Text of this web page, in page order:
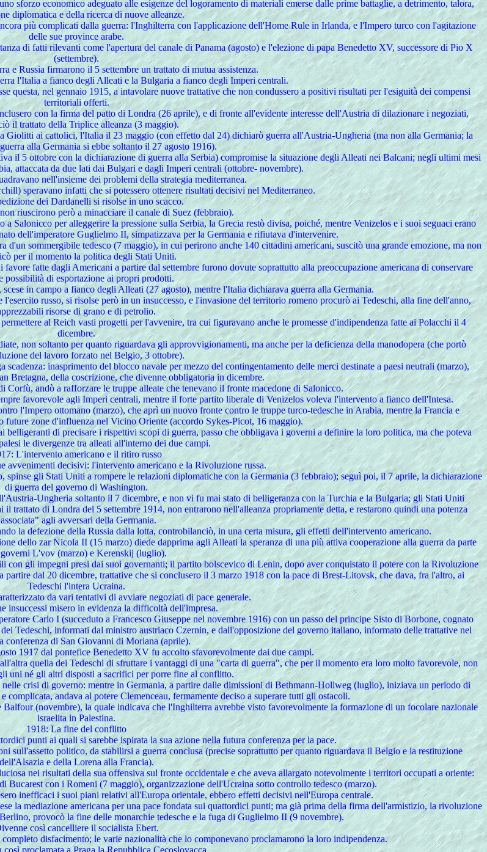
sforzo economico adeguato alle esigenze del logoramento di materiali emerse dalle prime battaglie, a detrimento, talora,
diplomatica e della ricerca di nuove alleanze.
più complicati dalla guerra: l'Inghilterra con l'applicazione dell'Home Rule in Irlanda, e l'Impero turco con l'agitazione
delle sue province arabe.
di fatti rilevanti come l'apertura del canale di Panama (agosto) e l'elezione di papa Benedetto XV, successore di Pio X
(settembre).
e Russia firmarono il 5 settembre un trattato di mutua assistenza.
l'Italia a fianco degli Alleati e la Bulgaria a fianco degli Imperi centrali.
nel gennaio 1915, a intavolare nuove trattative che non condussero a positivi risultati per l'esiguità dei compensi
territoriali offerti.
con la firma del patto di Londra (26 aprile), e di fronte all'evidente interesse dell'Austria di dilazionare i negoziati,
il trattato della Triplice alleanza (3 maggio).
Giolitti ai cattolici, l'Italia il 23 maggio (con effetto dal 24) dichiarò guerra all'Austria-Ungheria (ma non alla Germania; la
alla Germania si ebbe soltanto il 27 agosto 1916).
il 5 ottobre con la dichiarazione di guerra alla Serbia) compromise la situazione degli Alleati nei Balcani; negli ultimi mesi
attaccata da due lati dai Bulgari e dagli Imperi centrali (ottobre- novembre).
nell'insieme dei problemi della strategia mediterranea.
speravano infatti che si potessero ottenere risultati decisivi nel Mediterraneo.
dei Dardanelli si risolse in uno scacco.
riuscirono però a minacciare il canale di Suez (febbraio).
Salonicco per alleggerire la pressione sulla Serbia, la Grecia restò divisa, poiché, mentre Venizelos e i suoi seguaci erano
dell'imperatore Guglielmo II, simpatizzava per la Germania e rifiutava d'intervenire.
sommergibile tedesco (7 maggio), in cui perirono anche 140 cittadini americani, suscitò una grande emozione, ma non
per il momento la politica degli Stati Uniti.
fatte dagli Americani a partire dal settembre furono dovute soprattutto alla preoccupazione americana di conservare
possibilità di esportazione ai propri prodotti.
in campo a fianco degli Alleati (27 agosto), mentre l'Italia dichiarava guerra alla Germania.
russo, si risolse però in un insuccesso, e l'invasione del territorio romeno procurò ai Tedeschi, alla fine dell'anno,
risorse di grano e di petrolio.
al Reich vasti progetti per l'avvenire, tra cui figuravano anche le promesse d'indipendenza fatte ai Polacchi il 4
dicembre.
non soltanto per quanto riguardava gli approvvigionamenti, ma anche per la deficienza della manodopera (che portò
del lavoro forzato nel Belgio, 3 ottobre).
inasprimento del blocco navale per mezzo del contingentamento delle merci destinate a paesi neutrali (marzo),
Bretagna, della coscrizione, che divenne obbligatoria in dicembre.
andò a rafforzare le truppe alleate che tenevano il fronte macedone di Salonicco.
favorevole agli Imperi centrali, mentre il forte partito liberale di Venizelos voleva l'intervento a fianco dell'Intesa.
l'Impero ottomano (marzo), che aprì un nuovo fronte contro le truppe turco-tedesche in Arabia, mentre la Francia e
zone d'influenza nel Vicino Oriente (accordo Sykes-Picot, 16 maggio).
di precisare i rispettivi scopi di guerra, passo che obbligava i governi a definire la loro politica, ma che poteva
le divergenze tra alleati all'interno dei due campi.
: L'intervento americano e il ritiro russo
avvenimenti decisivi: l'intervento americano e la Rivoluzione russa.
spinse gli Stati Uniti a rompere le relazioni diplomatiche con la Germania (3 febbraio); seguì poi, il 7 aprile, la dichiarazione
di guerra del governo di Washington.
Ungheria soltanto il 7 dicembre, e non vi fu mai stato di belligeranza con la Turchia e la Bulgaria; gli Stati Uniti
trattato di Londra del 5 settembre 1914, non entrarono nell'alleanza propriamente detta, e restarono quindi una potenza
agli avversari della Germania.
la defezione della Russia dalla lotta, controbilanciò, in una certa misura, gli effetti dell'intervento americano.
dello zar Nicola II (15 marzo) diede dapprima agli Alleati la speranza di una più attiva cooperazione alla guerra da parte
L'vov (marzo) e Kerenskij (luglio).
con gli impegni presi dai suoi governanti; il partito bolscevico di Lenin, dopo aver conquistato il potere con la Rivoluzione
dal 20 dicembre, trattative che si conclusero il 3 marzo 1918 con la pace di Brest-Litovsk, che dava, fra l'altro, ai
Tedeschi l'intera Ucraina.
da vari tentativi di avviare negoziati di pace generale.
insuccessi misero in evidenza la difficoltà dell'impresa.
Carlo I (succeduto a Francesco Giuseppe nel novembre 1916) con un passo del principe Sisto di Borbone, cognato
Tedeschi, informati dal ministro austriaco Czernin, e dall'opposizione del governo italiano, informato delle trattative nel
conferenza di San Giovanni di Moriana (aprile).
1917 dal pontefice Benedetto XV fu accolto sfavorevolmente dai due campi.
quella dei Tedeschi di sfruttare i vantaggi di una "carta di guerra", che per il momento era loro molto favorevole, non
uni né gli altri disposti a sacrifici per porre fine al conflitto.
crisi di governo: mentre in Germania, a partire dalle dimissioni di Bethmann-Hollweg (luglio), iniziava un periodo di
complicata, andava al potere Clemenceau, fermamente deciso a superare tutti gli ostacoli.
(novembre), la quale indicava che l'Inghilterra avrebbe visto favorevolmente la formazione di un focolare nazionale
israelita in Palestina.
1918: La fine del conflitto
punti ai quali si sarebbe ispirata la sua azione nella futura conferenza per la pace.
sull'assetto politico, da stabilirsi a guerra conclusa (precise soprattutto per quanto riguardava il Belgio e la restituzione
dell'Alsazia e della Lorena alla Francia).
nei risultati della sua offensiva sul fronte occidentale e che aveva allargato notevolmente i territori occupati a oriente:
Bucarest con i Romeni (7 maggio), organizzazione dell'Ucraina sotto controllo tedesco (marzo).
inefficaci i suoi piani relativi all'Europa orientale, ebbero effetti decisivi nell'Europa centrale.
la mediazione americana per una pace fondata sui quattordici punti; ma già prima della firma dell'armistizio, la rivoluzione
provocò la fine delle monarchie tedesche e la fuga di Guglielmo II (9 novembre).
così cancelliere il socialista Ebert.
disfacimento; le varie nazionalità che lo componevano proclamarono la loro indipendenza.
proclamata a Praga la Repubblica Cecoslovacca.